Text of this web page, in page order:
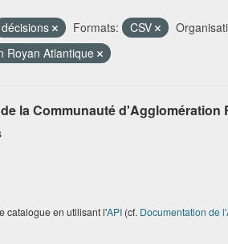
décisions Formats: CSV
Royan Atlantique
la Communauté d'Agglomération
catalogue en utilisant l'API(cf. Documentation de